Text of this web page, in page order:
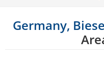
Germany,